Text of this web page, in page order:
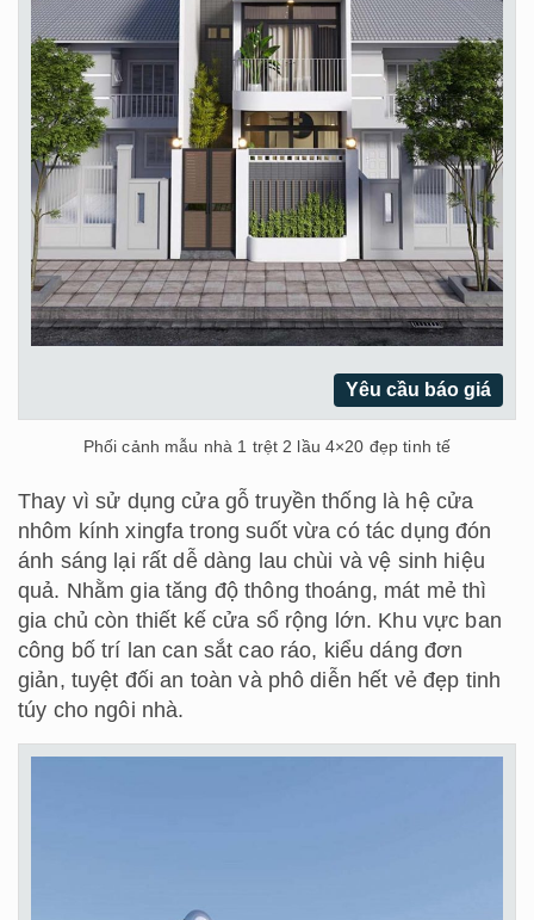
Yêu cầu báo giá
Phối cảnh mẫu nhà 1 trệt 2 lầu 4×20 đẹp tinh tế
Thay vì sử dụng cửa gỗ truyền thống là hệ cửa
nhôm kính xingfa trong suốt vừa có tác dụng đón
ánh sáng lại rất dễ dàng lau chùi và vệ sinh hiệu
quả. Nhằm gia tăng độ thông thoáng, mát mẻ thì
gia chủ còn thiết kế cửa sổ rộng lớn. Khu vực ban
công bố trí lan can sắt cao ráo, kiểu dáng đơn
giản, tuyệt đối an toàn và phô diễn hết vẻ đẹp tinh
túy cho ngôi nhà.